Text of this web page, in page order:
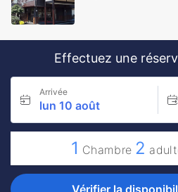
Effectuez une
Arrivée
lun 10 août
1 Chambre 2
Vérifier la